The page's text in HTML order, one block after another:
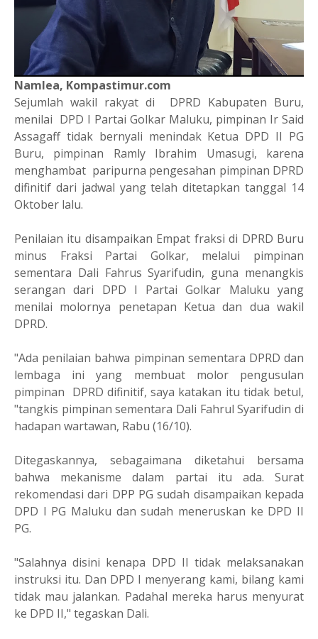
Namlea, Kompastimur.com
Sejumlah wakil rakyat di
DPRD Kabupaten Buru,
menilai DPD I Partai Golkar Maluku, pimpinan Ir Said
Assagaff tidak bernyali menindak Ketua DPD II PG
Buru, pimpinan Ramly Ibrahim Umasugi, karena
menghambat paripurna pengesahan pimpinan DPRD
difinitif dari jadwal yang telah ditetapkan tanggal 14
Oktober lalu.
Penilaian itu disampaikan Empat fraksi di DPRD Buru
minus Fraksi Partai Golkar, melalui pimpinan
sementara Dali Fahrus Syarifudin, guna menangkis
serangan dari DPD I Partai Golkar Maluku yang
menilai molornya penetapan Ketua dan dua wakil
DPRD.
"Ada penilaian bahwa pimpinan sementara DPRD dan
lembaga ini yang membuat molor pengusulan
pimpinan DPRD difinitif, saya katakan itu tidak betul,
"tangkis pimpinan sementara Dali Fahrul Syarifudin di
hadapan wartawan, Rabu (16/10).
Ditegaskannya, sebagaimana diketahui bersama
bahwa mekanisme dalam partai itu ada. Surat
rekomendasi dari DPP PG sudah disampaikan kepada
DPD I PG Maluku dan sudah meneruskan ke DPD II
PG.
"Salahnya disini kenapa DPD II tidak melaksanakan
instruksi itu. Dan DPD I menyerang kami, bilang kami
tidak mau jalankan. Padahal mereka harus menyurat
ke DPD II," tegaskan Dali.